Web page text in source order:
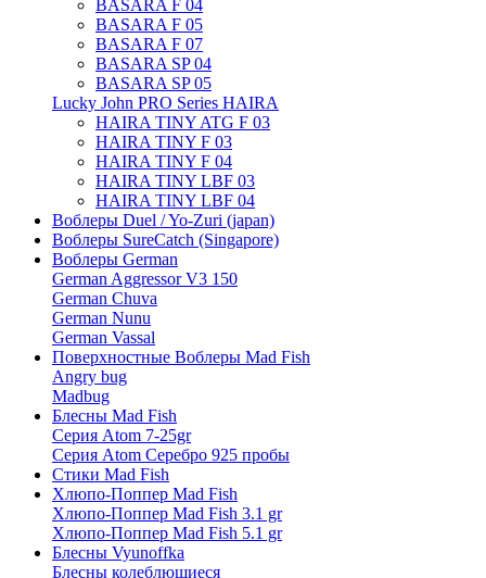
BASARA F 04
BASARA F 05
BASARA F 07
BASARA SP 04
BASARA SP 05
Lucky John PRO Series HAIRA
HAIRA TINY ATG F 03
HAIRA TINY F 03
HAIRA TINY F 04
HAIRA TINY LBF 03
HAIRA TINY LBF 04
Воблеры Duel / Yo-Zuri (japan)
Воблеры SureCatch (Singapore)
Воблеры German
German Aggressor V3 150
German Chuva
German Nunu
German Vassal
Поверхностные Воблеры Mad Fish
Angry bug
Madbug
Блесны Mad Fish
Серия Atom 7-25gr
Серия Atom Серебро 925 пробы
Стики Mad Fish
Хлюпо-Поппер Mad Fish
Хлюпо-Поппер Mad Fish 3.1 gr
Хлюпо-Поппер Mad Fish 5.1 gr
Блесны Vyunoffka
Блесны колеблющиеся